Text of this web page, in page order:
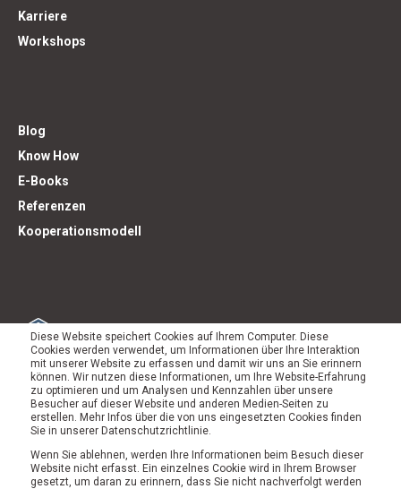
Diese Website speichert Cookies auf Ihrem Computer. Diese
Cookies werden verwendet, um Informationen über Ihre Interaktion
mit unserer Website zu erfassen und damit wir uns an Sie erinnern
können. Wir nutzen diese Informationen, um Ihre Website-Erfahrung
zu optimieren und um Analysen und Kennzahlen über unsere
Besucher auf dieser Website und anderen Medien-Seiten zu
erstellen. Mehr Infos über die von uns eingesetzten Cookies finden
Sie in unserer Datenschutzrichtlinie.
Wenn Sie ablehnen, werden Ihre Informationen beim Besuch dieser
Website nicht erfasst. Ein einzelnes Cookie wird in Ihrem Browser
gesetzt, um daran zu erinnern, dass Sie nicht nachverfolgt werden
Karriere
Workshops
Blog
Know How
E-Books
Referenzen
Kooperationsmodell